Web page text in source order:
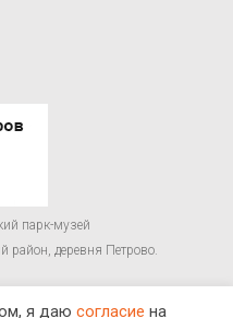
парк-музей
район, деревня Петрово.
я даю согласие на